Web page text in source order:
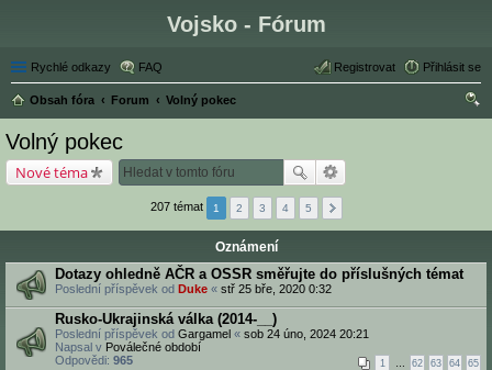
Vojsko - Fórum
Rychlé odkazy FAQ Přihlásit se
Registrovat
Obsah fóra Forum
Volný pokec
Volný pokec
Nové téma
207 témat 1 2 3 4 5
Oznámení
Dotazy ohledně AČR a OSSR směřujte do příslušných témat
Poslední příspěvek od Duke « stř 25 bře, 2020 0:32
Rusko-Ukrajinská válka (2014-__)
Poslední příspěvek od Gargamel « sob 24 úno, 2024 20:21
Napsal v Poválečné období
Odpovědi: 965 1 … 62 63 64 65